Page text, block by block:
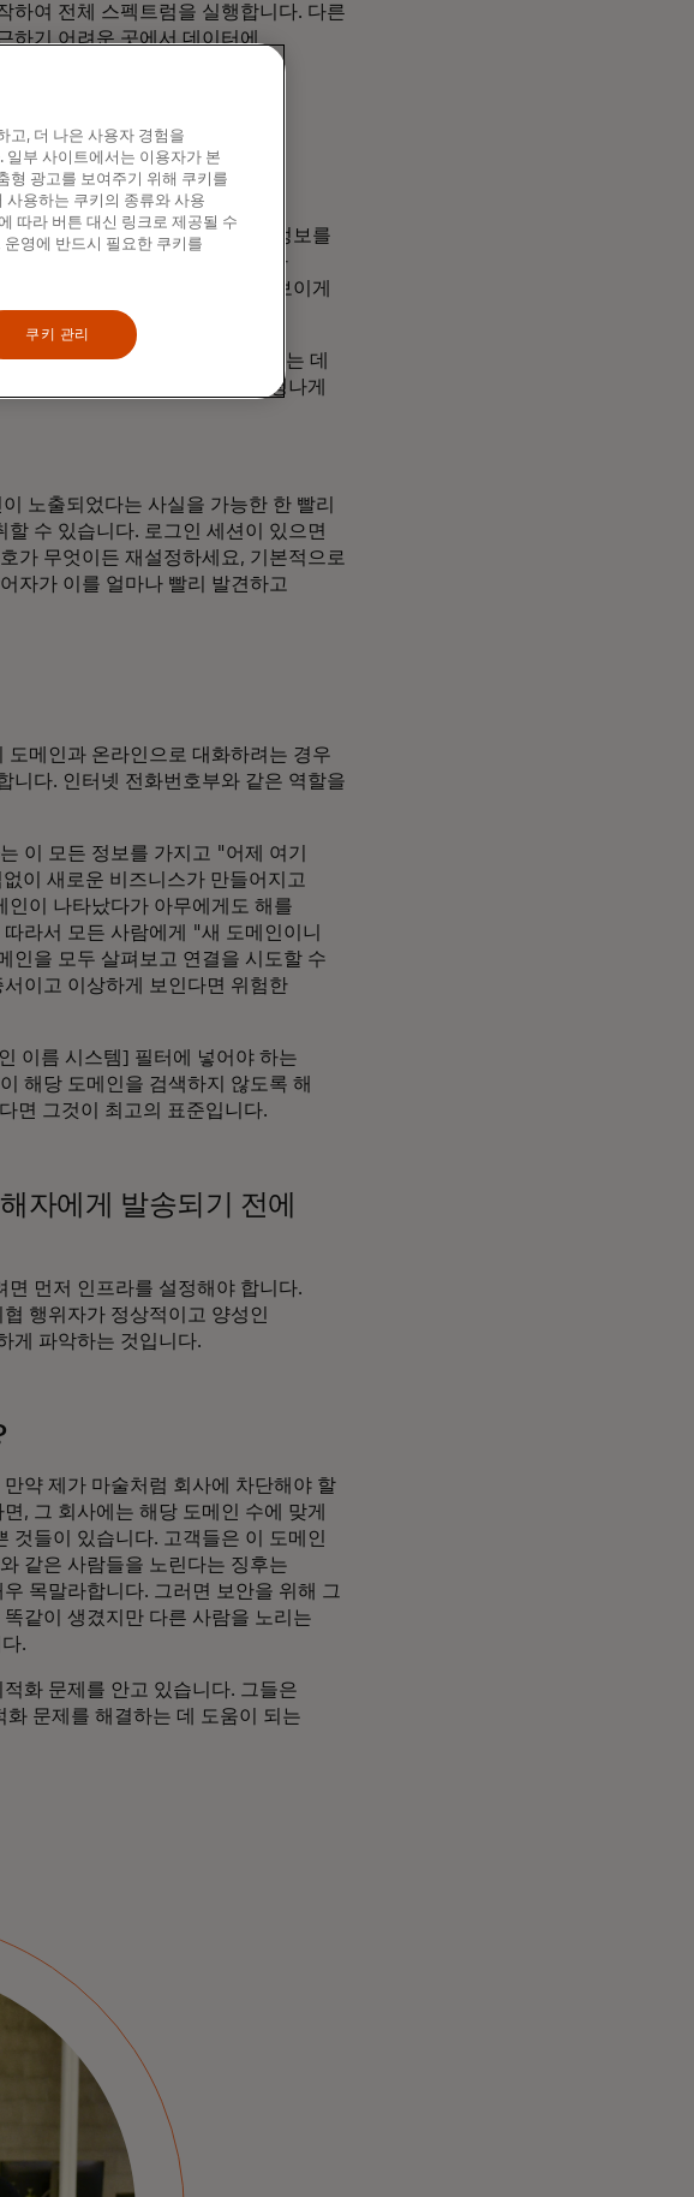
하여 전체 스펙트럼을 실행합니다. 다른
하기 어려운 곳에서 데이터에
의 컴퓨터에서 정보를 훔치는
쿠키, 컴퓨터 모양에 대한 모든 정보를
용자의 컴퓨터처럼 보이는 가짜
용자의 마을에서 오는 것처럼 보이게
대상이 되는 네트워크에 침투하는 데
으로 제공되는 파일의 수는 엄청나게
노출되었다는 사실을 가능한 한 빨리
수 있습니다. 로그인 세션이 있으면
가 무엇이든 재설정하세요, 기본적으로
자가 이를 얼마나 빨리 발견하고
메인과 온라인으로 대화하려는 경우
니다. 인터넷 전화번호부와 같은 역할을
이 모든 정보를 가지고 "어제 여기
이 새로운 비즈니스가 만들어지고
인이 나타났다가 아무에게도 해를
라서 모든 사람에게 "새 도메인이니
인을 모두 살펴보고 연결을 시도할 수
이고 이상하게 보인다면 위험한
이름 시스템] 필터에 넣어야 하는
해당 도메인을 검색하지 않도록 해
면 그것이 최고의 표준입니다.
자에게 발송되기 전에
먼저 인프라를 설정해야 합니다.
행위자가 정상적이고 양성인
게 파악하는 것입니다.
약 제가 마술처럼 회사에 차단해야 할
, 그 회사에는 해당 도메인 수에 맞게
것들이 있습니다. 고객들은 이 도메인
같은 사람들을 노린다는 징후는
목말라합니다. 그러면 보안을 위해 그
같이 생겼지만 다른 사람을 노리는
.
화 문제를 안고 있습니다. 그들은
문제를 해결하는 데 도움이 되는
고, 더 나은 사용자 경험을
부 사이트에서는 이용자가 본
형 광고를 보여주기 위해 쿠키를
용하는 쿠키의 종류와 사용
따라 버튼 대신 링크로 제공될 수
영에 반드시 필요한 쿠키를
쿠키 관리